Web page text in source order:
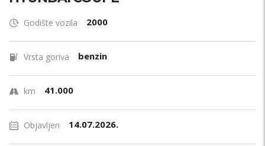
Godište vozila 2000
Vrsta goriva benzin
km 41.000
Objavljen 14.07.2026.